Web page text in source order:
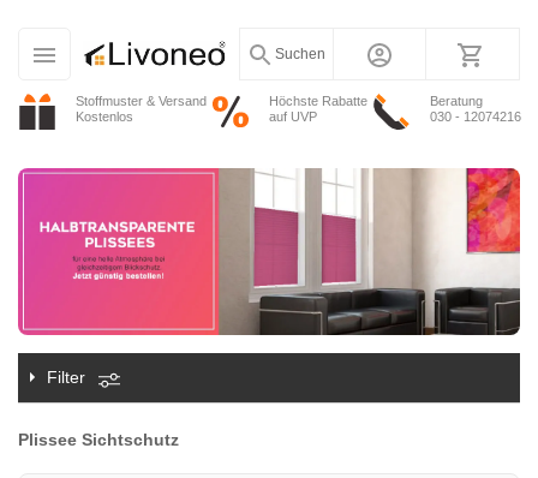
Stoffmuster & Versand
Kostenlos
Höchste Rabatte
auf UVP
Beratung
030 - 12074216
Suchen
Filter
Plissee Sichtschutz